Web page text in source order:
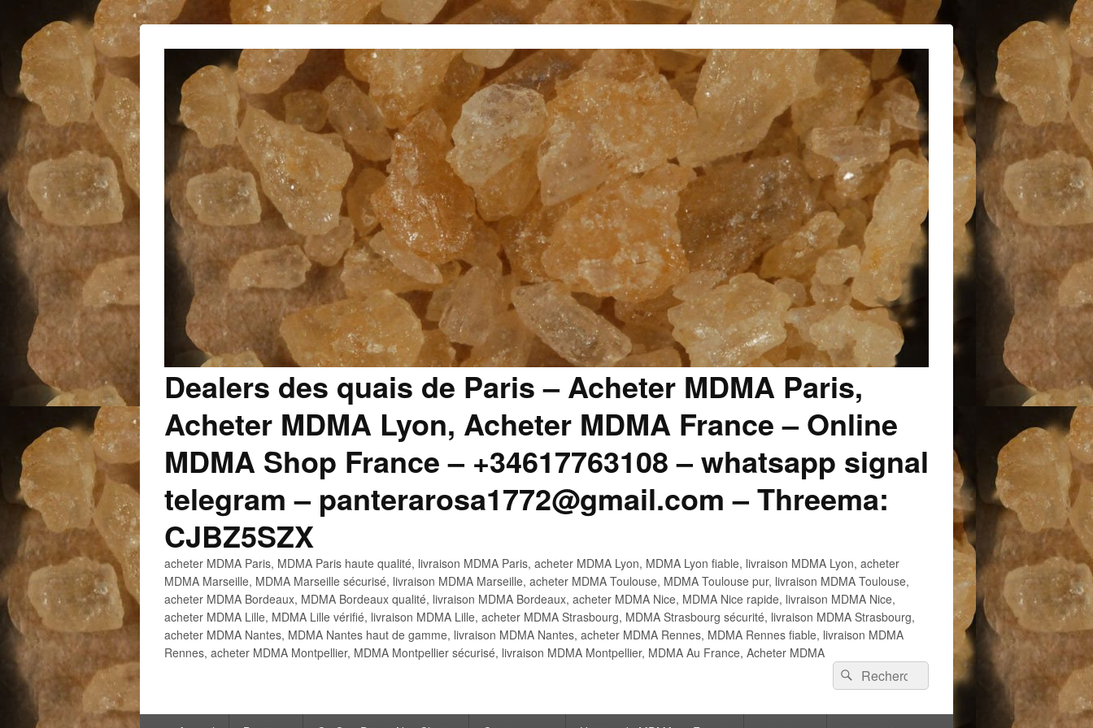
Dealers des quais de Paris – Acheter MDMA Paris,
Acheter MDMA Lyon, Acheter MDMA France – Online
MDMA Shop France – +34617763108 – whatsapp signal
telegram – panterarosa1772@gmail.com – Threema:
CJBZ5SZX
acheter MDMA Paris, MDMA Paris haute qualité, livraison MDMA Paris, acheter MDMA Lyon, MDMA Lyon fiable, livraison MDMA Lyon, acheter
MDMA Marseille, MDMA Marseille sécurisé, livraison MDMA Marseille, acheter MDMA Toulouse, MDMA Toulouse pur, livraison MDMA Toulouse,
acheter MDMA Bordeaux, MDMA Bordeaux qualité, livraison MDMA Bordeaux, acheter MDMA Nice, MDMA Nice rapide, livraison MDMA Nice,
acheter MDMA Lille, MDMA Lille vérifié, livraison MDMA Lille, acheter MDMA Strasbourg, MDMA Strasbourg sécurité, livraison MDMA Strasbourg,
acheter MDMA Nantes, MDMA Nantes haut de gamme, livraison MDMA Nantes, acheter MDMA Rennes, MDMA Rennes fiable, livraison MDMA
Rennes, acheter MDMA Montpellier, MDMA Montpellier sécurisé, livraison MDMA Montpellier, MDMA Au France, Acheter MDMA
Recherche :
Rechercher
Menu